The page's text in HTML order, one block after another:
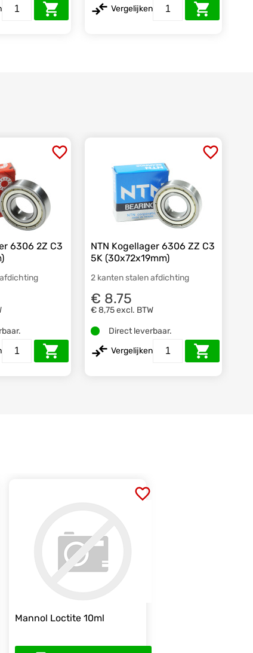
Vergelijken
6306 2Z C3
NTN Kogellager 6306 ZZ C3
5K (30x72x19mm)
2 kanten stalen afdichting
€ 8.75
€ 8,75excl. BTW
Direct leverbaar.
Vergelijken
Mannol Loctite 10ml